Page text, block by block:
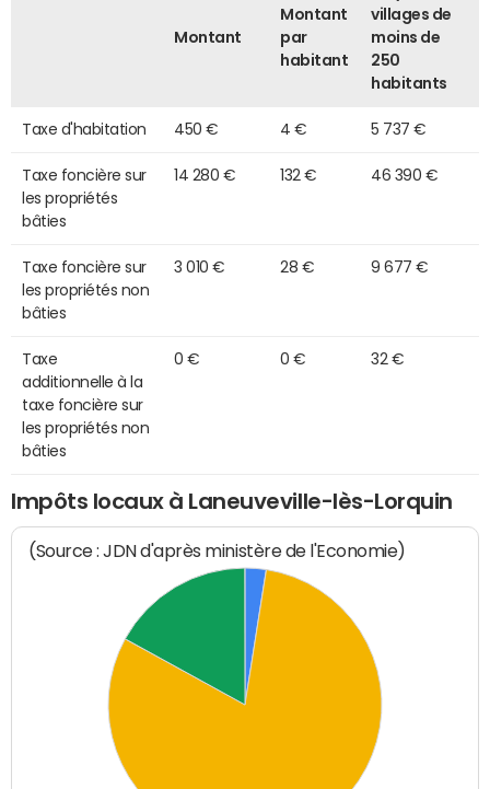
Montant
Montant
par
habitant
villages de
moins de
250
habitants
Taxe d'habitation 450 € 4 € 5 737 €
Taxe foncière sur
les propriétés
bâties
14 280 € 132 € 46 390 €
Taxe foncière sur
les propriétés non
bâties
3 010 € 28 € 9 677 €
Taxe
additionnelle à la
taxe foncière sur
les propriétés non
bâties
0 € 0 € 32 €
Impôts locaux à Laneuveville-lès-Lorquin
(Source : JDN d'après ministère de l'Economie)